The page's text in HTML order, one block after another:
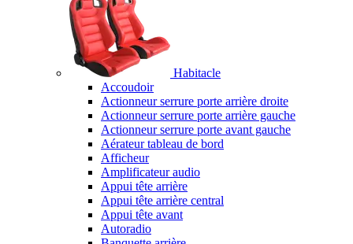
Habitacle
Accoudoir
Actionneur serrure porte arrière droite
Actionneur serrure porte arrière gauche
Actionneur serrure porte avant gauche
Aérateur tableau de bord
Afficheur
Amplificateur audio
Appui tête arrière
Appui tête arrière central
Appui tête avant
Autoradio